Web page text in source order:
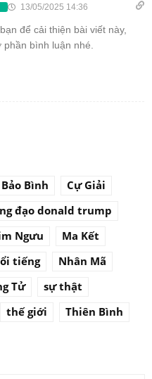
13/05/2025 14:36
để cải thiện bài viết này,
phần bình luận nhé.
Bảo Bình
Cự Giải
đạo donald trump
Ngưu
Ma Kết
tiếng
Nhân Mã
Tử
sự thật
thế giới
Thiên Bình